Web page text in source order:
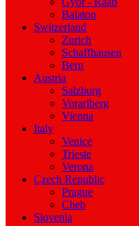
Balaton
Switzerland
Zurich
Schaffhausen
Bern
Austria
Salzburg
Vorarlberg
Vienna
Italy
Venice
Trieste
Verona
Czech Republic
Prague
Cheb
Slovenia